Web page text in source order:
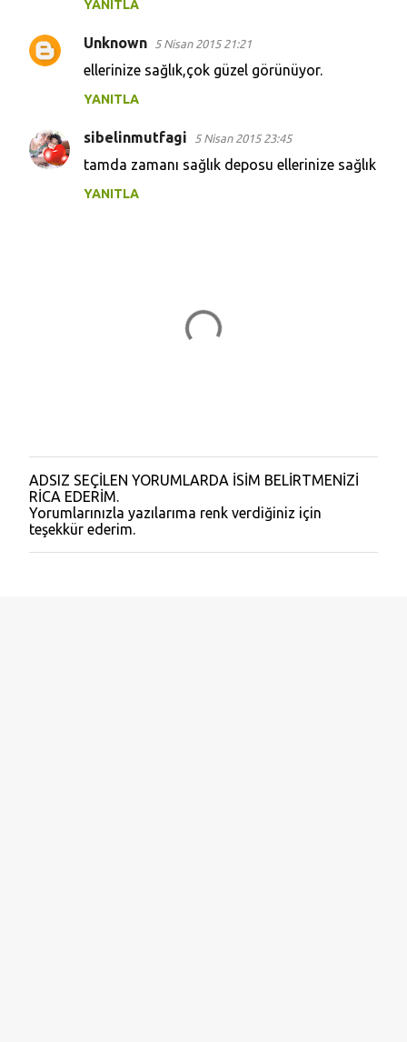
YANITLA
Unknown 5 Nisan 2015 21:21
ellerinize sağlık,çok güzel görünüyor.
YANITLA
sibelinmutfagi 5 Nisan 2015 23:45
tamda zamanı sağlık deposu ellerinize sağlık
YANITLA
Y
o
r
u
m
ADSIZ SEÇİLEN YORUMLARDA İSİM BELİRTMENİZİ
RİCA EDERİM.
Yorumlarınızla yazılarıma renk verdiğiniz için
teşekkür ederim.